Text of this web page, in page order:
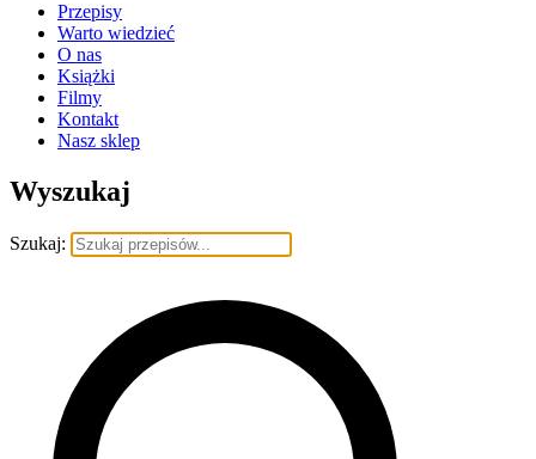
Przepisy
Warto wiedzieć
O nas
Książki
Filmy
Kontakt
Nasz sklep
Wyszukaj
Szukaj: